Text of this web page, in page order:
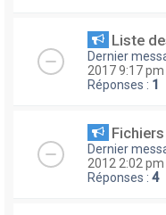
Liste
Dernier
2017 9:17 pm
Réponses : 1
Dernier
2012 2:02 pm
Réponses : 4